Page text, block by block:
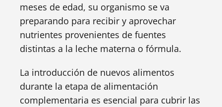
meses de edad, su organismo se va
preparando para recibir y aprovechar
nutrientes provenientes de fuentes
distintas a la leche materna o fórmula.
La introducción de nuevos alimentos
durante la etapa de alimentación
complementaria es esencial para cubrir las